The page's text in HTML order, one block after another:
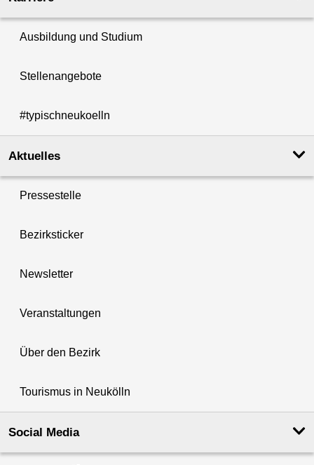
Ausbildung und Studium
Stellenangebote
#typischneukoelln
Aktuelles
Pressestelle
Bezirksticker
Newsletter
Veranstaltungen
Über den Bezirk
Tourismus in Neukölln
Social Media